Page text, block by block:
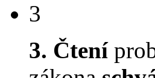
3
3. Čtení